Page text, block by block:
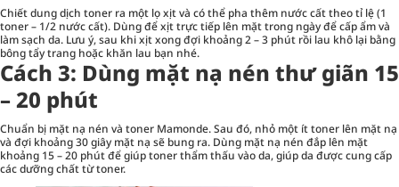
Chiết dung dịch toner ra một lọ xịt và có thể pha thêm nước cất theo tỉ lệ (1
toner – 1/2 nước cất). Dùng để xịt trực tiếp lên mặt trong ngày để cấp ẩm và
làm sạch da. Lưu ý, sau khi xịt xong đợi khoảng 2 – 3 phút rồi lau khô lại bằng
bông tẩy trang hoặc khăn lau bạn nhé.
Cách 3: Dùng mặt nạ nén thư giãn 15
– 20 phút
Chuẩn bị mặt nạ nén và toner Mamonde. Sau đó, nhỏ một ít toner lên mặt nạ
và đợi khoảng 30 giây mặt nạ sẽ bung ra. Dùng mặt nạ nén đắp lên mặt
khoảng 15 – 20 phút để giúp toner thẩm thấu vào da, giúp da được cung cấp
các dưỡng chất từ toner.